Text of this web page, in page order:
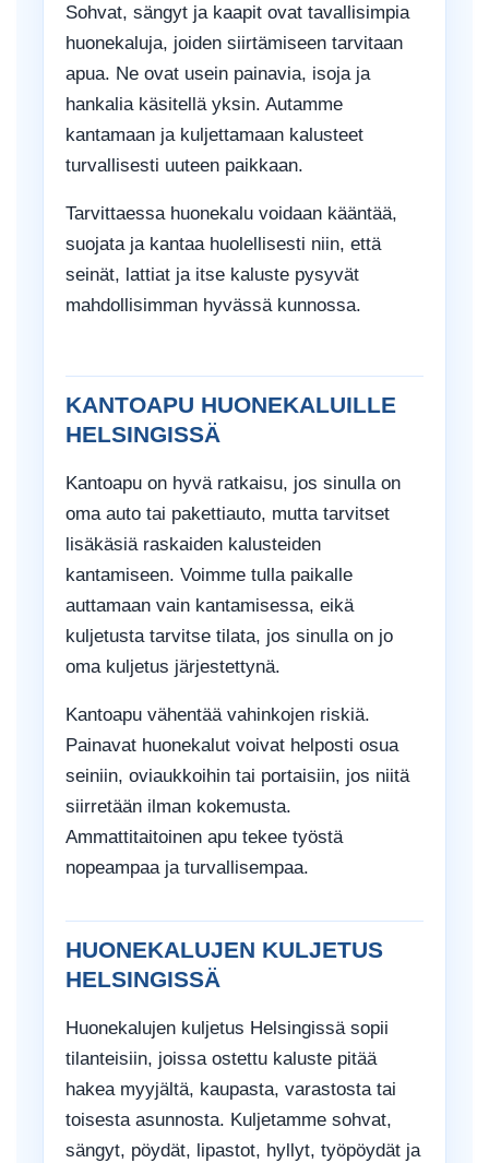
Sohvat, sängyt ja kaapit ovat tavallisimpia
huonekaluja, joiden siirtämiseen tarvitaan
apua. Ne ovat usein painavia, isoja ja
hankalia käsitellä yksin. Autamme
kantamaan ja kuljettamaan kalusteet
turvallisesti uuteen paikkaan.
Tarvittaessa huonekalu voidaan kääntää,
suojata ja kantaa huolellisesti niin, että
seinät, lattiat ja itse kaluste pysyvät
mahdollisimman hyvässä kunnossa.
KANTOAPU HUONEKALUILLE
HELSINGISSÄ
Kantoapu on hyvä ratkaisu, jos sinulla on
oma auto tai pakettiauto, mutta tarvitset
lisäkäsiä raskaiden kalusteiden
kantamiseen. Voimme tulla paikalle
auttamaan vain kantamisessa, eikä
kuljetusta tarvitse tilata, jos sinulla on jo
oma kuljetus järjestettynä.
Kantoapu vähentää vahinkojen riskiä.
Painavat huonekalut voivat helposti osua
seiniin, oviaukkoihin tai portaisiin, jos niitä
siirretään ilman kokemusta.
Ammattitaitoinen apu tekee työstä
nopeampaa ja turvallisempaa.
HUONEKALUJEN KULJETUS
HELSINGISSÄ
Huonekalujen kuljetus Helsingissä sopii
tilanteisiin, joissa ostettu kaluste pitää
hakea myyjältä, kaupasta, varastosta tai
toisesta asunnosta. Kuljetamme sohvat,
sängyt, pöydät, lipastot, hyllyt, työpöydät ja